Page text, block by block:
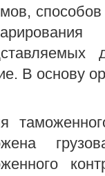
В основу